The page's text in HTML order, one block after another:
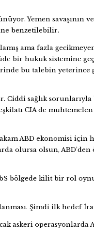
Yemen savaşının
benzetilebilir.
ama fazla
bir hukuk sistemine
bu talebin
Ciddi sağlık sorunlarıyla
CIA de
ABD ekonomisi için
olursa olsun,
bölgede kilit bir rol
Şimdi ilk hedef
askeri operasyonlarda